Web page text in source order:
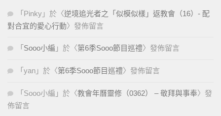
「 Pinky 」於〈逆境追光者之「似模似樣」返教會（16）- 配
對合宜的愛心行動〉發佈留言
「 Sooo小編 」於〈第6季Sooo節目巡禮〉發佈留言
「 yan 」於〈第6季Sooo節目巡禮〉發佈留言
「 Sooo小編 」於〈教會年曆靈修（0362） – 敬拜與事奉〉發
佈留言